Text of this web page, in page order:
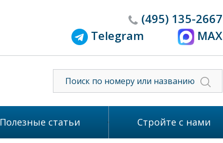
(495) 135-2667
Telegram
MAX
Полезные статьи Стройте с нами